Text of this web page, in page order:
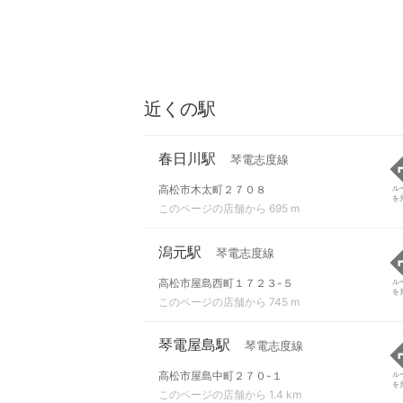
近くの駅
春日川駅 琴電志度線
高松市木太町２７０８
このページの店舗から 695 m
ル
を
潟元駅 琴電志度線
高松市屋島西町１７２３-５
このページの店舗から 745 m
ル
を
琴電屋島駅 琴電志度線
高松市屋島中町２７０-１
このページの店舗から 1.4 km
ル
を